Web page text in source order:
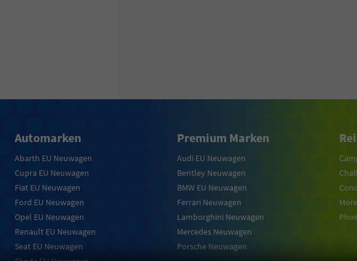
Automarken
Abarth EU Neuwagen
Cupra EU Neuwagen
Fiat EU Neuwagen
Ford EU Neuwagen
Opel EU Neuwagen
Renault EU Neuwagen
Seat EU Neuwagen
Premium Marken
Audi EU Neuwagen
Bentley Neuwagen
BMW EU Neuwagen
Ferrari Neuwagen
Lamborghini Neuwagen
Mercedes Neuwagen
Porsche Neuwagen